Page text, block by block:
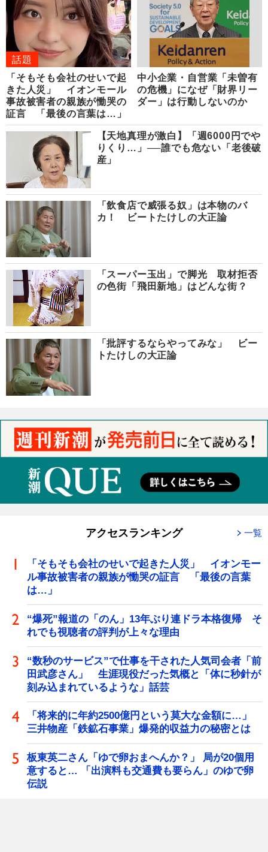
話題
「そもそも会社のせいで起
きた人災」 イオンモール
事故被害者の親族が慟哭の
証言 「最後の言葉は…」
中小企業・自営業「未曽有
の危機」になぜ「財界リー
ダー」は行動しないのか
【天地真理が激白】「週6000円でや
りくり…」──誰でも危ない「老後破
産」
「飲食店で威張る奴」は本物のバ
カ！ ビートたけしの大正論
「スーパー玉出」で脚光 取材拒否
の色街「飛田新地」はどんな街？
「批評するならやってみな」 ビー
トたけしの大正論
アクセスランキング 一覧
「そもそも会社のせいで起きた人災」 イオンモー
ル事故被害者の親族が慟哭の証言 「最後の言葉
は…」
“爆死”報道の「のん」13年ぶり連ドラ本格復帰 そ
れでも視聴者の評判が上々な理由
“数秒のサービス”で仕事を干された人気司会者「前
田武彦さん」 生涯現役だった気概と「体に秒針が
刻み込まれているような」話芸
「将来的に年約2500億円という莫大な金額に…」
三井物産「鉄鉱石事業」爆発的収益力の秘密とは
板東英二さん「ゆで卵おまへんか？」 局が20個用
意すると… 「出演料も交通費も要らん」のゆで卵
伝説